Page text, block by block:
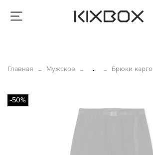
Главная Мужское ... Брюки карго
-50%